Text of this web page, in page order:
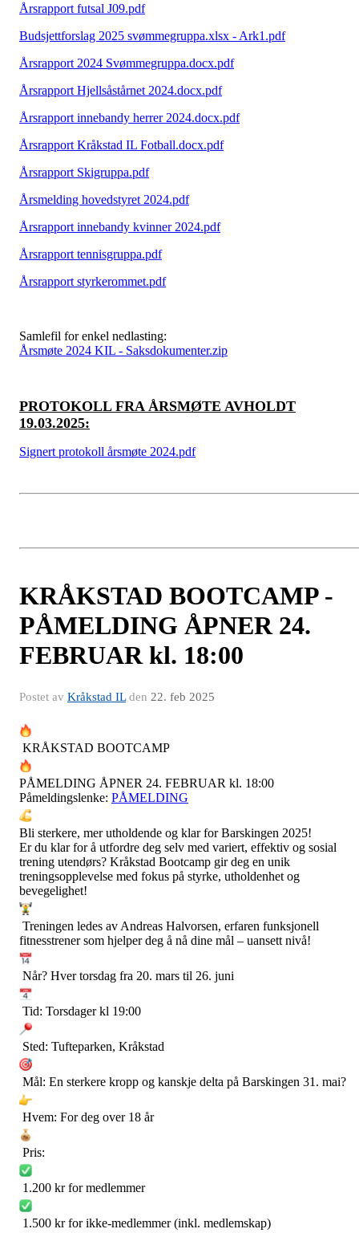
Årsrapport futsal J09.pdf
Budsjettforslag 2025 svømmegruppa.xlsx - Ark1.pdf
Årsrapport 2024 Svømmegruppa.docx.pdf
Årsrapport Hjellsåstårnet 2024.docx.pdf
Årsrapport innebandy herrer 2024.docx.pdf
Årsrapport Kråkstad IL Fotball.docx.pdf
Årsrapport Skigruppa.pdf
Årsmelding hovedstyret 2024.pdf
Årsrapport innebandy kvinner 2024.pdf
Årsrapport tennisgruppa.pdf
Årsrapport styrkerommet.pdf
Samlefil for enkel nedlasting:
Årsmøte 2024 KIL - Saksdokumenter.zip
PROTOKOLL FRA ÅRSMØTE AVHOLDT
19.03.2025:
Signert protokoll årsmøte 2024.pdf
KRÅKSTAD BOOTCAMP -
PÅMELDING ÅPNER 24.
FEBRUAR kl. 18:00
Postet av Kråkstad ILden 22. feb 2025
KRÅKSTAD BOOTCAMP
PÅMELDING ÅPNER 24. FEBRUAR kl. 18:00
Påmeldingslenke: PÅMELDING
Bli sterkere, mer utholdende og klar for Barskingen 2025!
Er du klar for å utfordre deg selv med variert, effektiv og sosial
trening utendørs? Kråkstad Bootcamp gir deg en unik
treningsopplevelse med fokus på styrke, utholdenhet og
bevegelighet!
Treningen ledes av Andreas Halvorsen, erfaren funksjonell
fitnesstrener som hjelper deg å nå dine mål – uansett nivå!
Når? Hver torsdag fra 20. mars til 26. juni
Tid: Torsdager kl 19:00
Sted: Tufteparken, Kråkstad
Mål: En sterkere kropp og kanskje delta på Barskingen 31. mai?
Hvem: For deg over 18 år
Pris:
1.200 kr for medlemmer
1.500 kr for ikke-medlemmer (inkl. medlemskap)